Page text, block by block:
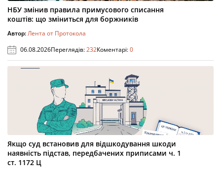
НБУ змінив правила примусового списання
коштів: що зміниться для боржників
Автор:Лента от Протокола
06.08.2026Переглядів:232Коментарі:0
Якщо суд встановив для відшкодування шкоди
наявність підстав, передбачених приписами ч. 1
ст. 1172 Ц